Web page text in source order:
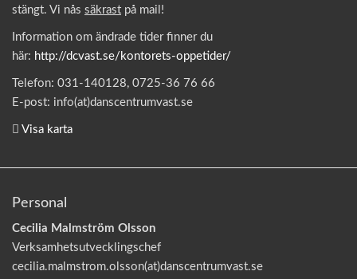
stängt. Vi nås säkrast på mail!
Information om ändrade tider finner du
här: http://dcvast.se/kontorets-oppetider/
Telefon: 031-140128, 0725-36 76 66
E-post: info(at)danscentrumvast.se
Visa karta
Personal
Cecilia Malmström Olsson
Verksamhetsutvecklingschef
cecilia.malmstrom.olsson(at)danscentrumvast.se